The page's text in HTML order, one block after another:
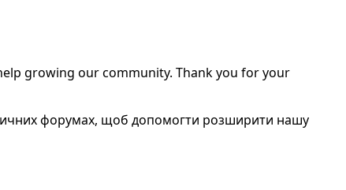
growing our community. Thank you for your
форумах, щоб допомогти розширити нашу